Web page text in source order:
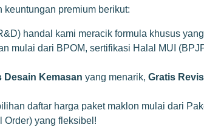
premium berikut:
handal kami meracik formula khusus
mulai dari BPOM, sertifikasi Halal MUI
Desain Kemasan yang menarik, Gratis
daftar harga paket maklon mulai dari
Order) yang fleksibel!